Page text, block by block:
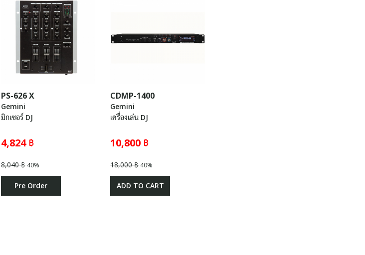
PS-626 X
Gemini
มิกเซอร์ DJ
4,824 ฿
8,040 ฿40%
Pre Order
CDMP-1400
Gemini
เครื่องเล่น DJ
10,800 ฿
18,000 ฿40%
ADD TO CART